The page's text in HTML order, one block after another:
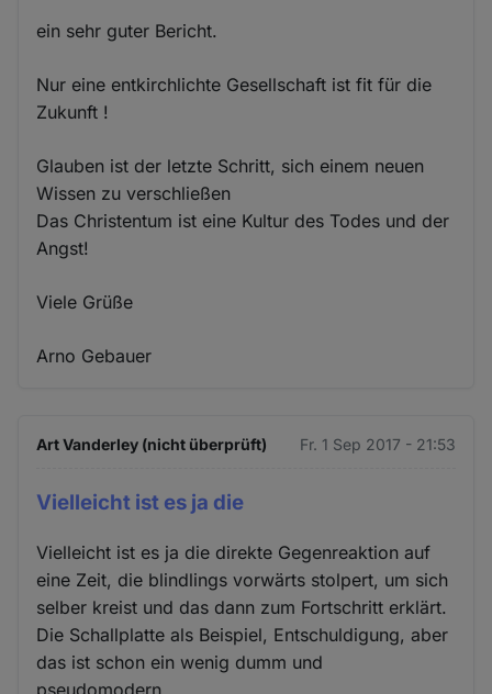
ein sehr guter Bericht.
Nur eine entkirchlichte Gesellschaft ist fit für die
Zukunft !
Glauben ist der letzte Schritt, sich einem neuen
Wissen zu verschließen
Das Christentum ist eine Kultur des Todes und der
Angst!
Viele Grüße
Arno Gebauer
Art Vanderley (nicht überprüft) Fr. 1 Sep 2017 - 21:53
Vielleicht ist es ja die
Vielleicht ist es ja die direkte Gegenreaktion auf
eine Zeit, die blindlings vorwärts stolpert, um sich
selber kreist und das dann zum Fortschritt erklärt.
Die Schallplatte als Beispiel, Entschuldigung, aber
das ist schon ein wenig dumm und
pseudomodern.